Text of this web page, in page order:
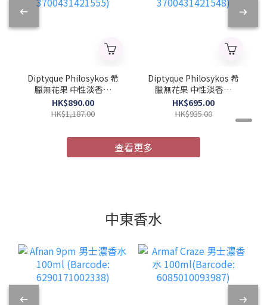
Diptyque Philosykos 希
臘無花果 中性淡香水
100ml (Barcode:
3700431421555)
HK$890.00
HK$1,187.00
Diptyque Philosykos 希
臘無花果 中性淡香水
50ml (Barcode:
3700431421548)
HK$695.00
HK$935.00
查看更多
中東香水